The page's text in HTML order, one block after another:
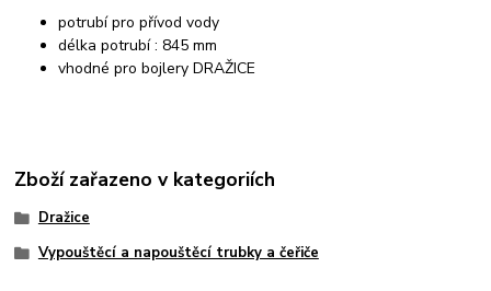
potrubí pro přívod vody
délka potrubí : 845 mm
vhodné pro bojlery DRAŽICE
Zboží zařazeno v kategoriích
Dražice
Vypouštěcí a napouštěcí trubky a čeřiče